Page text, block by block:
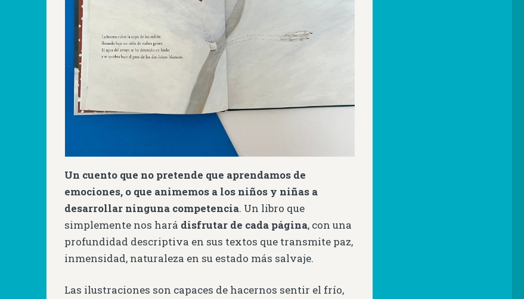
Un cuento que no pretende que aprendamos de
emociones, o que animemos a los niños y niñas a
desarrollar ninguna competencia. Un libro que
simplemente nos hará disfrutar de cada página, con una
profundidad descriptiva en sus textos que transmite paz,
inmensidad, naturaleza en su estado más salvaje.
Las ilustraciones son capaces de hacernos sentir el frío,